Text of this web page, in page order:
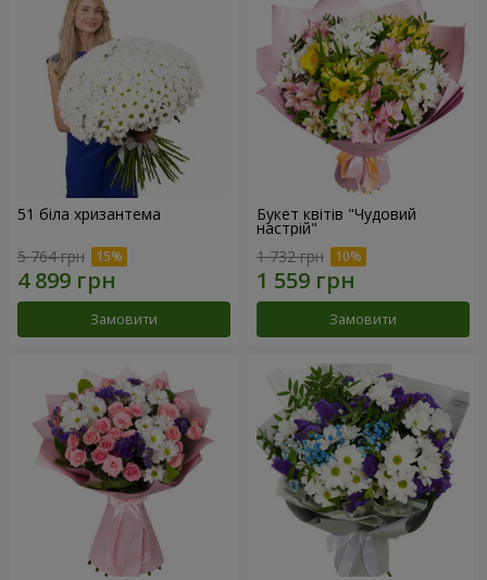
51 біла хризантема
5 764 грн
Замовити
Букет квітів "Чудовий
настрій"
1 732 грн
Замовити